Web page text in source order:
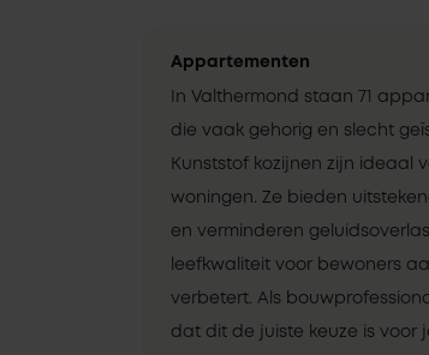
Appartementen
In Valthermond staan 71
die vaak gehorig en slecht
Kunststof kozijnen zijn ideaal
woningen. Ze bieden
en verminderen
leefkwaliteit voor bewoners
verbetert. Als
dat dit de juiste keuze is voor